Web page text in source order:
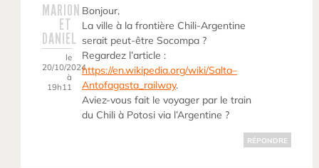
MARION
ET
DANIEL
le
20/10/2024
à
19h11
Bonjour,
La ville à la frontière Chili-Argentine
serait peut-être Socompa ?
Regardez l’article :
https://en.wikipedia.org/wiki/Salta–
Antofagasta_railway.
Aviez-vous fait le voyager par le train
du Chili à Potosi via l’Argentine ?
RÉPONDRE